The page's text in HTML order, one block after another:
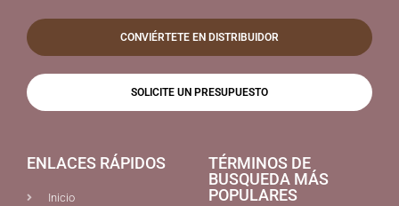
CONVIÉRTETE EN DISTRIBUIDOR
SOLICITE UN PRESUPUESTO
ENLACES RÁPIDOS
Inicio
TÉRMINOS DE
BUSQUEDA MÁS
POPULARES